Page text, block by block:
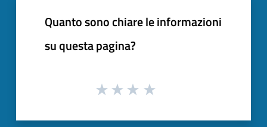
Quanto sono chiare le informazioni
su questa pagina?